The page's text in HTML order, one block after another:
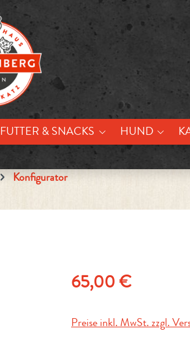
FUTTER & SNACKS HUND
Konfigurator
Regulärer Preis:
65,00 €
Preise inkl. MwSt. zzgl.